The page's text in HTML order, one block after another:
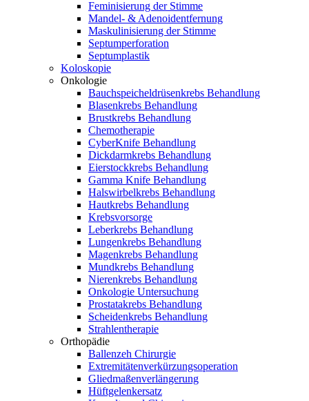
Feminisierung der Stimme
Mandel- & Adenoidentfernung
Maskulinisierung der Stimme
Septumperforation
Septumplastik
Koloskopie
Onkologie
Bauchspeicheldrüsenkrebs Behandlung
Blasenkrebs Behandlung
Brustkrebs Behandlung
Chemotherapie
CyberKnife Behandlung
Dickdarmkrebs Behandlung
Eierstockkrebs Behandlung
Gamma Knife Behandlung
Halswirbelkrebs Behandlung
Hautkrebs Behandlung
Krebsvorsorge
Leberkrebs Behandlung
Lungenkrebs Behandlung
Magenkrebs Behandlung
Mundkrebs Behandlung
Nierenkrebs Behandlung
Onkologie Untersuchung
Prostatakrebs Behandlung
Scheidenkrebs Behandlung
Strahlentherapie
Orthopädie
Ballenzeh Chirurgie
Extremitätenverkürzungsoperation
Gliedmaßenverlängerung
Hüftgelenkersatz